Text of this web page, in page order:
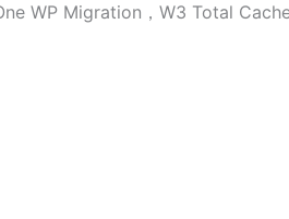
WP Migration，W3 Total